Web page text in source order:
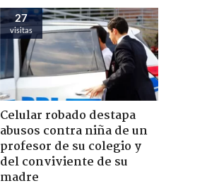
27
visitas
Celular robado destapa
abusos contra niña de un
profesor de su colegio y
del conviviente de su
madre